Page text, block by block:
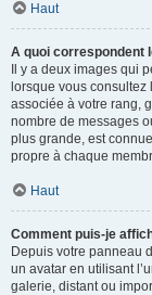
Haut
A quoi correspondent
Il y a deux images qui
lorsque vous consultez
associée à votre rang,
nombre de messages
plus grande, est
propre à chaque
Haut
Comment puis-je
Depuis votre panneau
un avatar en utilisant
galerie, distant ou